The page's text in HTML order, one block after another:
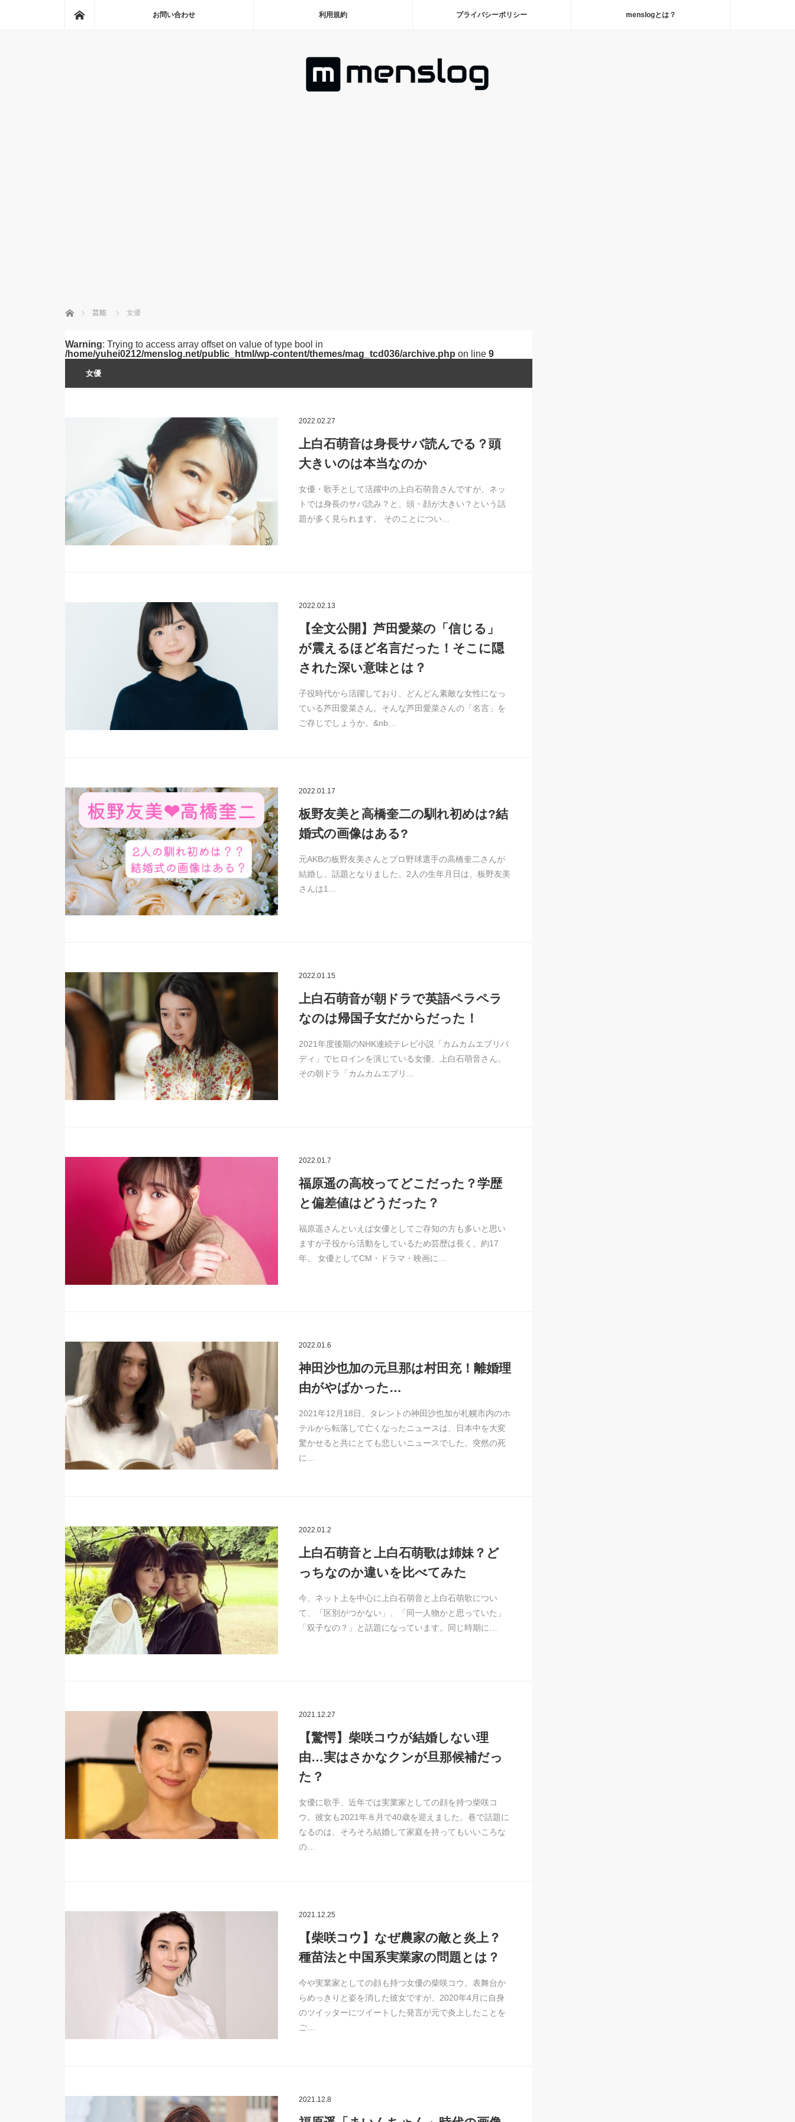
お問い合わせ 利用規約 プライバシーポリシー menslogとは？
ホーム 芸能 女優
Warning: Trying to access array offset on value of type bool in
/home/yuhei0212/menslog.net/public_html/wp-content/themes/mag_tcd036/archive.php on line 9
女優
2022.02.27
上白石萌音は身長サバ読んでる？頭
大きいのは本当なのか
女優・歌手として活躍中の上白石萌音さんですが、ネッ
トでは身長のサバ読み？と、頭・顔が大きい？という話
題が多く見られます。 そのことについ…
2022.02.13
【全文公開】芦田愛菜の「信じる」
が震えるほど名言だった！そこに隠
された深い意味とは？
子役時代から活躍しており、どんどん素敵な女性になっ
ている芦田愛菜さん。そんな芦田愛菜さんの「名言」を
ご存じでしょうか。&nb…
2022.01.17
板野友美と高橋奎二の馴れ初めは?結
婚式の画像はある?
元AKBの板野友美さんとプロ野球選手の高橋奎二さんが
結婚し、話題となりました。2人の生年月日は、板野友美
さんは1…
2022.01.15
上白石萌音が朝ドラで英語ペラペラ
なのは帰国子女だからだった！
2021年度後期のNHK連続テレビ小説「カムカムエブリバ
ディ」でヒロインを演じている女優、上白石萌音さん。
その朝ドラ「カムカムエブリ…
2022.01.7
福原遥の高校ってどこだった？学歴
と偏差値はどうだった？
福原遥さんといえば女優としてご存知の方も多いと思い
ますが子役から活動をしているため芸歴は長く、約17
年。 女優としてCM・ドラマ・映画に…
2022.01.6
神田沙也加の元旦那は村田充！離婚理
由がやばかった…
2021年12月18日、タレントの神田沙也加が札幌市内のホ
テルから転落して亡くなったニュースは、日本中を大変
驚かせると共にとても悲しいニュースでした。突然の死
に…
2022.01.2
上白石萌音と上白石萌歌は姉妹？ど
っちなのか違いを比べてみた
今、ネット上を中心に上白石萌音と上白石萌歌につい
て、「区別がつかない」、「同一人物かと思っていた」
「双子なの？」と話題になっています。同じ時期に…
2021.12.27
【驚愕】柴咲コウが結婚しない理
由…実はさかなクンが旦那候補だっ
た？
女優に歌手、近年では実業家としての顔を持つ柴咲コ
ウ。彼女も2021年８月で40歳を迎えました。巷で話題に
なるのは、そろそろ結婚して家庭を持ってもいいころな
の…
2021.12.25
【柴咲コウ】なぜ農家の敵と炎上？
種苗法と中国系実業家の問題とは？
今や実業家としての顔も持つ女優の柴咲コウ。表舞台か
らめっきりと姿を消した彼女ですが、2020年4月に自身
のツイッターにツイートした発言が元で炎上したことを
ご…
2021.12.8